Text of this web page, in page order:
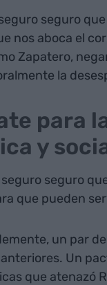
seguro
nos aboca el
Zapatero,
la
para
y
seguro
que pueden
un par
Un
que atenazó